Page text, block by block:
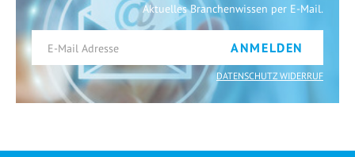
Aktuelles Branchenwissen per E-Mail.
ANMELDEN
DATENSCHUTZ WIDERRUF